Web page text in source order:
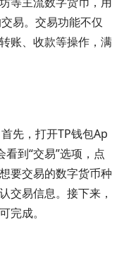
易。交易功能不仅
账、收款等操作，满
先，打开TP钱包Ap
到“交易”选项，点
要交易的数字货币种
交易信息。接下来，
完成。